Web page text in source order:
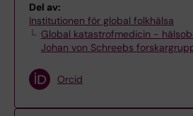
Del av:
Institutionen för global folkhälsa
Global katastrofmedicin -
Johan von Schreebs
Orcid